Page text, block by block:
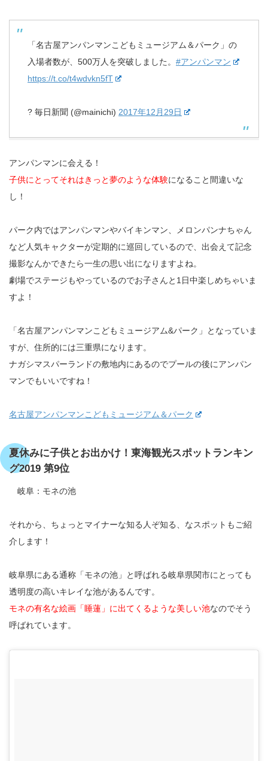
「名古屋アンパンマンこどもミュージアム＆パーク」の
入場者数が、500万人を突破しました。 #アンパンマン
https://t.co/t4wdvkn5fT
? 毎日新聞 (@mainichi) 2017年12月29日
アンパンマンに会える！
子供にとってそれはきっと夢のような体験になること間違いな
し！
パーク内ではアンパンマンやバイキンマン、メロンパンナちゃん
など人気キャクターが定期的に巡回しているので、出会えて記念
撮影なんかできたら一生の思い出になりますよね。
劇場でステージもやっているのでお子さんと1日中楽しめちゃいま
すよ！
「名古屋アンパンマンこどもミュージアム&パーク」となっていま
すが、住所的には三重県になります。
ナガシマスパーランドの敷地内にあるのでプールの後にアンパン
マンでもいいですね！
名古屋アンパンマンこどもミュージアム＆パーク
夏休みに子供とお出かけ！東海観光スポットランキン
グ2019 第9位
岐阜：モネの池
それから、ちょっとマイナーな知る人ぞ知る、なスポットもご紹
介します！
岐阜県にある通称「モネの池」と呼ばれる岐阜県関市にとっても
透明度の高いキレイな池があるんです。
モネの有名な絵画「睡蓮」に出てくるような美しい池なのでそう
呼ばれています。